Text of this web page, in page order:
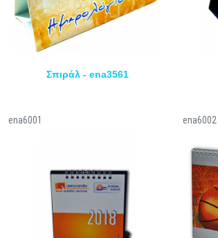
Σπιράλ - ena3561
ena6001 ena6002